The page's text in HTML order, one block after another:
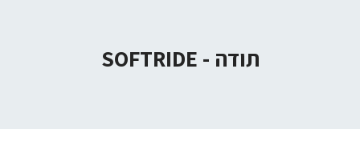
תודה - SOFTRIDE